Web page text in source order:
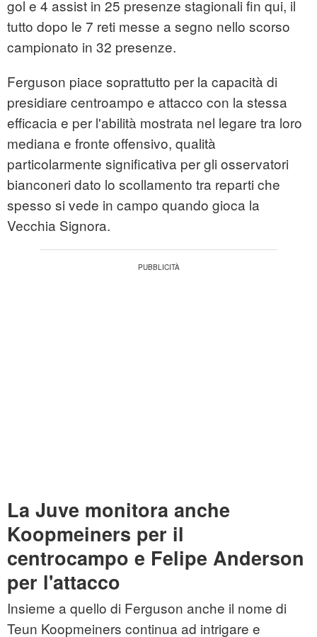
gol e 4 assist in 25 presenze stagionali fin qui, il
tutto dopo le 7 reti messe a segno nello scorso
campionato in 32 presenze.
Ferguson piace soprattutto per la capacità di
presidiare centroampo e attacco con la stessa
efficacia e per l'abilità mostrata nel legare tra loro
mediana e fronte offensivo, qualità
particolarmente significativa per gli osservatori
bianconeri dato lo scollamento tra reparti che
spesso si vede in campo quando gioca la
Vecchia Signora.
La Juve monitora anche
Koopmeiners per il
centrocampo e Felipe Anderson
per l'attacco
Insieme a quello di Ferguson anche il nome di
Teun Koopmeiners continua ad intrigare e